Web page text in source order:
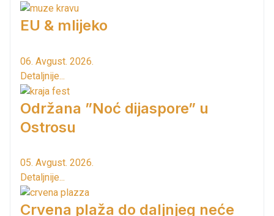
EU & mlijeko
06. Avgust. 2026.
Detaljnije...
Održana ”Noć dijaspore” u
Ostrosu
05. Avgust. 2026.
Detaljnije...
Crvena plaža do daljnjeg neće